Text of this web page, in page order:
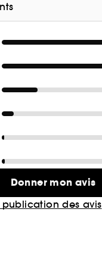
Donner mon avis
des avis